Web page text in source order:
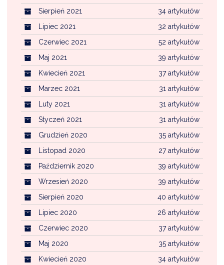
34 artykułów
Sierpień 2021
32 artykułów
Lipiec 2021
52 artykułów
Czerwiec 2021
39 artykułów
Maj 2021
37 artykułów
Kwiecień 2021
31 artykułów
Marzec 2021
31 artykułów
Luty 2021
31 artykułów
Styczeń 2021
35 artykułów
Grudzień 2020
27 artykułów
Listopad 2020
39 artykułów
Październik 2020
39 artykułów
Wrzesień 2020
40 artykułów
Sierpień 2020
26 artykułów
Lipiec 2020
37 artykułów
Czerwiec 2020
35 artykułów
Maj 2020
34 artykułów
Kwiecień 2020